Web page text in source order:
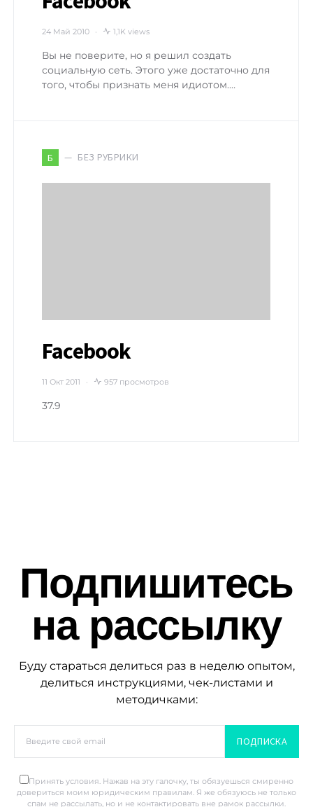
24 Май 2010 1,1K views
Вы не поверите, но я решил создать
социальную сеть. Этого уже достаточно для
того, чтобы признать меня идиотом.…
Б БЕЗ РУБРИКИ
Facebook
11 Окт 2011 957 просмотров
37.9
Подпишитесь
на рассылку
Буду стараться делиться раз в неделю опытом,
делиться инструкциями, чек-листами и
методичками:
ПОДПИСКА
Принять условия. Нажав на эту галочку, ты обязуешься смиренно
довериться моим юридическим правилам. Я же обязуюсь не только
спам не рассылать, но и не контактировать вне рамок рассылки.